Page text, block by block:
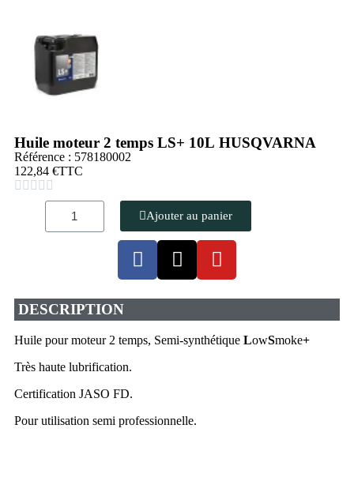
Huile moteur 2 temps LS+ 10L HUSQVARNA
Référence : 578180002
122,84 €TTC
    
Ajouter au panier
DESCRIPTION
Huile pour moteur 2 temps, Semi-synthétique LowSmoke+
Très haute lubrification.
Certification JASO FD.
Pour utilisation semi professionnelle.